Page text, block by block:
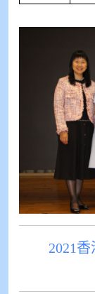
2021